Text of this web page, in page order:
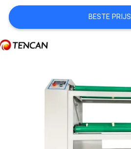
SITEMAP
PRIVACYBELEID
BESTE PRIJS